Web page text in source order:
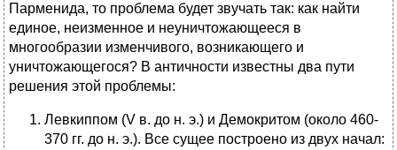
Парменида, то проблема будет звучать так: как найти
единое, неизменное и неуничтожающееся в
многообразии изменчивого, возникающего и
уничтожающегося? В античности известны два пути
решения этой проблемы:
Левкиппом (V в. до н. э.) и Демокритом (около 460-
370 гг. до н. э.). Все сущее построено из двух начал: